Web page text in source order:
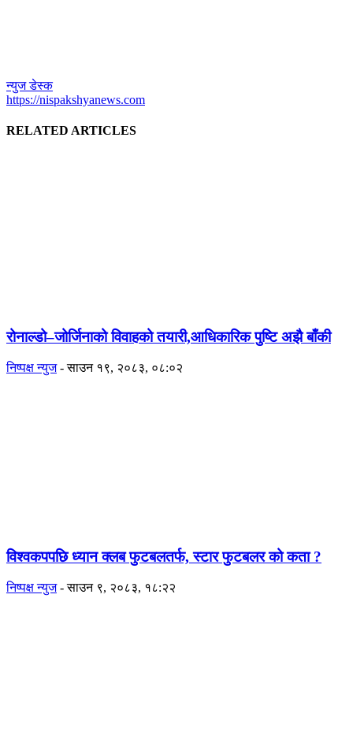
न्युज डेस्क
https://nispakshyanews.com
RELATED ARTICLES
रोनाल्डो–जोर्जिनाको विवाहको तयारी,आधिकारिक पुष्टि अझै बाँकी
निष्पक्ष न्युज - साउन १९, २०८३, ०८:०२
विश्वकपपछि ध्यान क्लब फुटबलतर्फ, स्टार फुटबलर को कता ?
निष्पक्ष न्युज - साउन ९, २०८३, १८:२२